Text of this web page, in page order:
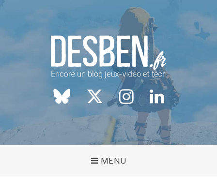
DESBEN.FR
Blog jeux-vidéo et tech
BlueSky twitter instagramLinkedIn
MENU